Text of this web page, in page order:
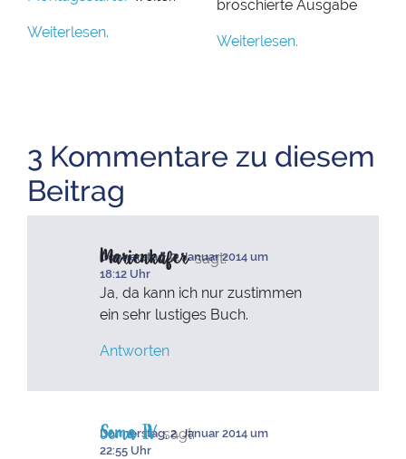
Weiterlesen.
broschierte Ausgabe
Weiterlesen.
3 Kommentare zu diesem
Beitrag
Marienkäfer sagt:
Donnerstag, 2. Januar 2014 um
18:12 Uhr
Ja, da kann ich nur zustimmen
ein sehr lustiges Buch.
Antworten
Sema IV sagt:
Donnerstag, 2. Januar 2014 um
22:55 Uhr